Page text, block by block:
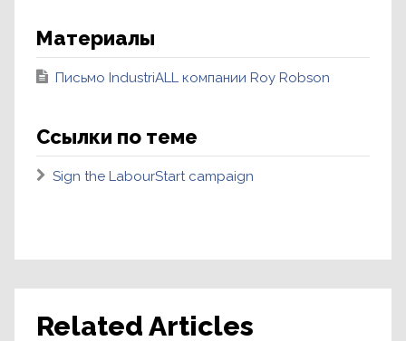
Материалы
Письмо IndustriALL компании Roy Robson
Ссылки по теме
Sign the LabourStart campaign
Related Articles